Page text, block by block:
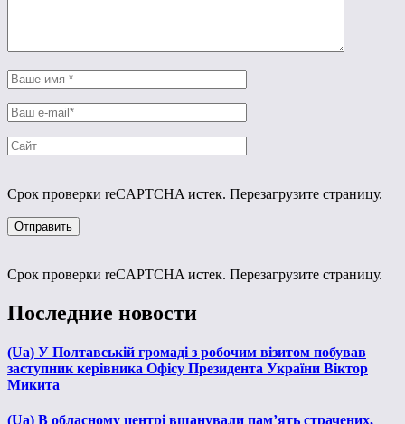
Срок проверки reCAPTCHA истек. Перезагрузите страницу.
Срок проверки reCAPTCHA истек. Перезагрузите страницу.
Последние новости
(Ua) У Полтавській громаді з робочим візитом побував
заступник керівника Офісу Президента України Віктор
Микита
(Ua) В обласному центрі вшанували пам’ять страчених,